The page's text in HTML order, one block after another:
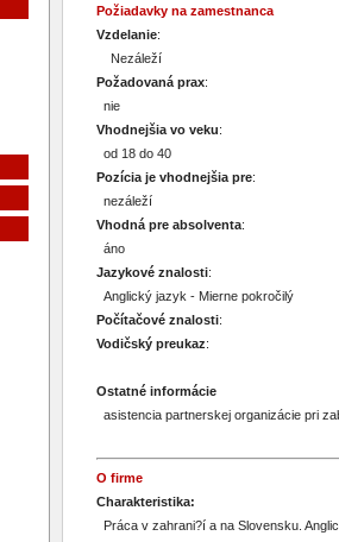
Požiadavky na zamestnanca
Vzdelanie:
Nezáleží
Požadovaná prax:
nie
Vhodnejšia vo veku:
od 18 do 40
Pozícia je vhodnejšia pre:
nezáleží
Vhodná pre absolventa:
áno
Jazykové znalosti:
Anglický jazyk - Mierne pokročilý
Počítačové znalosti:
Vodičský preukaz:
Ostatné informácie
asistencia partnerskej organizácie pri
O firme
Charakteristika:
Práca v zahrani?í a na Slovensku.